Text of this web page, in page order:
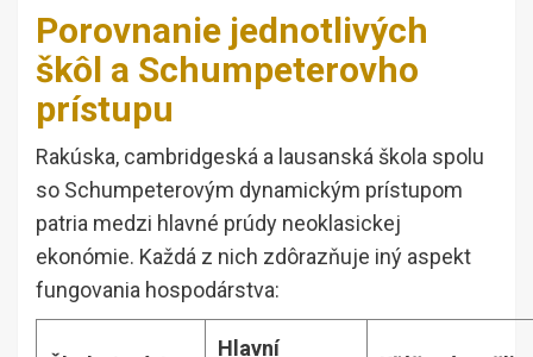
Porovnanie jednotlivých
škôl a Schumpeterovho
prístupu
Rakúska, cambridgeská a lausanská škola spolu
so Schumpeterovým dynamickým prístupom
patria medzi hlavné prúdy neoklasickej
ekonómie. Každá z nich zdôrazňuje iný aspekt
fungovania hospodárstva:
Hlavní